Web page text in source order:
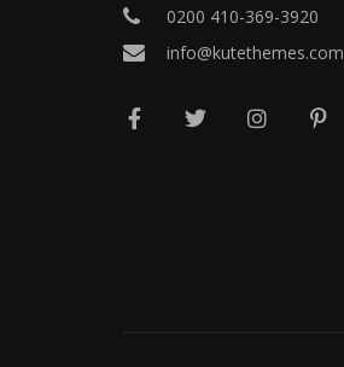
0200 410-369-3920
info@kutethemes.com